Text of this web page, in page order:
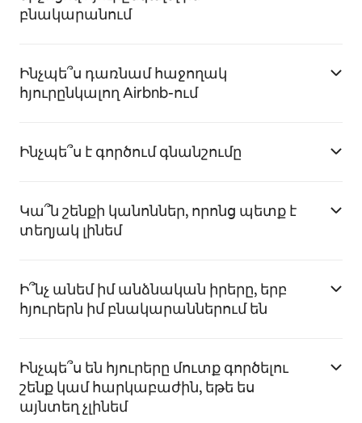
բնակարանում
Ինչպե՞ս դառնամ հաջողակ
հյուրընկալող Airbnb-ում
Ինչպե՞ս է գործում գնանշումը
Կա՞ն շենքի կանոններ, որոնց պետք է
տեղյակ լինեմ
Ի՞նչ անեմ իմ անձնական իրերը, երբ
հյուրերն իմ բնակարաններում են
Ինչպե՞ս են հյուրերը մուտք գործելու
շենք կամ հարկաբաժին, եթե ես
այնտեղ չլինեմ